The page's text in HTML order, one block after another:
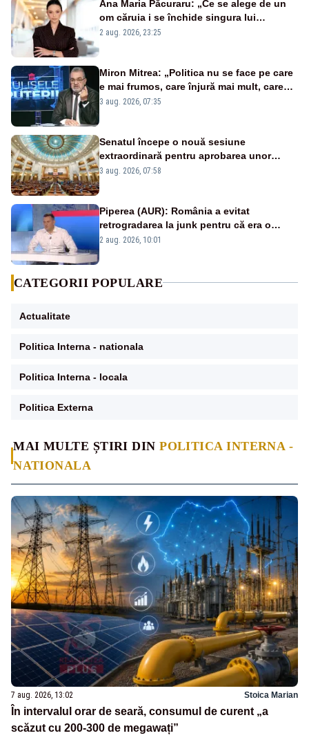
MAI MULTE ȘTIRI DINPOLITICA INTERNA -
NATIONALA
7 aug. 2026, 13:02 Stoica Marian
În intervalul orar de seară, consumul de curent „a
scăzut cu 200-300 de megawați”
Ana Maria Păcuraru: „Ce se alege de un
om căruia i se închide singura lui
portiță?”
2 aug. 2026, 23:25
Miron Mitrea: „Politica nu se face pe care
e mai frumos, care înjură mai mult, care
țipă mai tare, ci pe proiecte”
3 aug. 2026, 07:35
Senatul începe o nouă sesiune
extraordinară pentru aprobarea unor
jaloane din PNRR
3 aug. 2026, 07:58
Piperea (AUR): România a evitat
retrogradarea la junk pentru că era o
catastrofă pentru bănci și fondurile de
2 aug. 2026, 10:01
CATEGORII POPULARE
Actualitate
Politica Interna - nationala
Politica Interna - locala
Politica Externa